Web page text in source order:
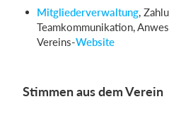
Mitgliederverwaltung,
Teamkommunikation,
Vereins-Website
Stimmen aus dem Verein